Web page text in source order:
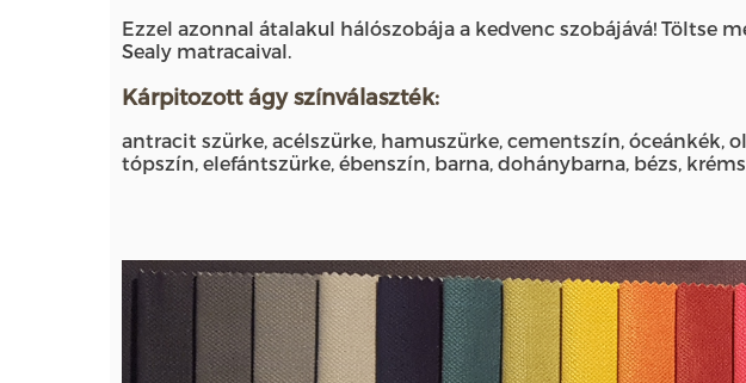
Ezzel azonnal átalakul hálószobája a kedvenc szobájává! Töltse
Sealy matracaival.
Kárpitozott ágy színválaszték:
antracit szürke, acélszürke, hamuszürke, cementszín, óceánkék,
tópszín, elefántszürke, ébenszín, barna, dohánybarna, bézs,